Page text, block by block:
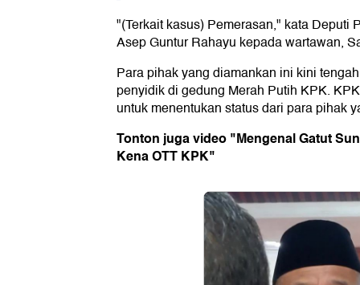
"(Terkait kasus) Pemerasan," kata Deputi
Asep Guntur Rahayu kepada wartawan,
Para pihak yang diamankan ini kini
penyidik di gedung Merah Putih KPK.
untuk menentukan status dari para pihak
Tonton juga video "Mengenal Gatut
Kena OTT KPK"